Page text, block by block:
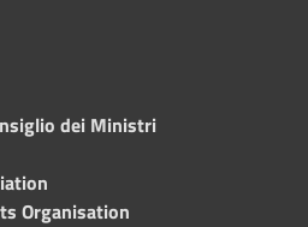
dei Ministri
Organisation